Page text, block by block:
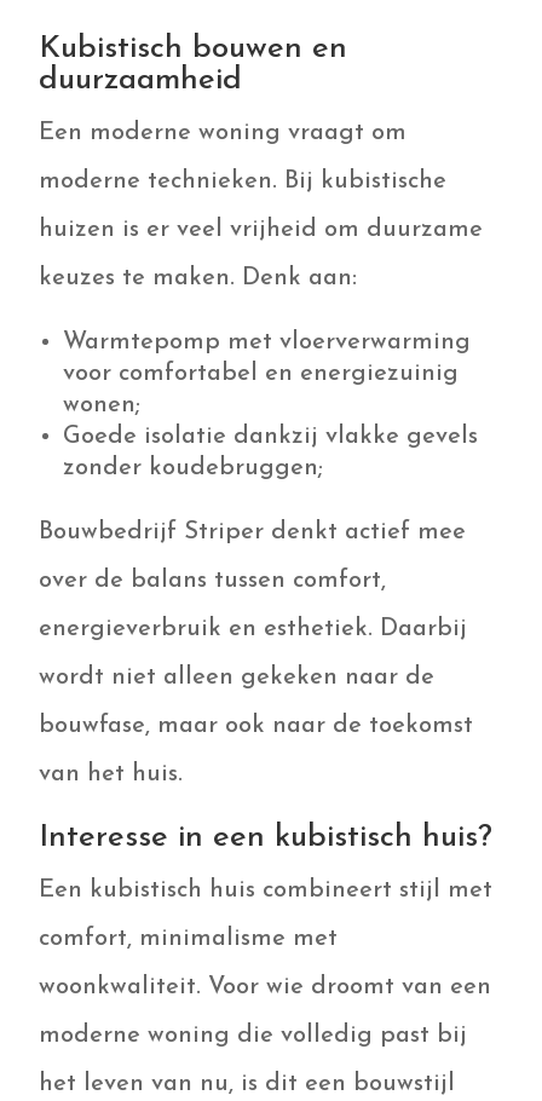
Kubistisch bouwen en
duurzaamheid
Een moderne woning vraagt om
moderne technieken. Bij kubistische
huizen is er veel vrijheid om duurzame
keuzes te maken. Denk aan:
Warmtepomp met vloerverwarming
voor comfortabel en energiezuinig
wonen;
Goede isolatie dankzij vlakke gevels
zonder koudebruggen;
Bouwbedrijf Striper denkt actief mee
over de balans tussen comfort,
energieverbruik en esthetiek. Daarbij
wordt niet alleen gekeken naar de
bouwfase, maar ook naar de toekomst
van het huis.
Interesse in een kubistisch huis?
Een kubistisch huis combineert stijl met
comfort, minimalisme met
woonkwaliteit. Voor wie droomt van een
moderne woning die volledig past bij
het leven van nu, is dit een bouwstijl